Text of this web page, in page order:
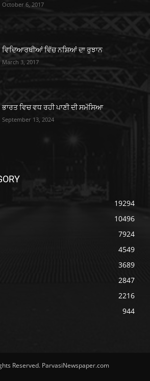
October 6, 2017
ਵਿਦਿਆਰਥੀਆਂ ਵਿੱਚ ਨਸ਼ਿਆਂ ਦਾ ਰੁਝਾਨ
March 3, 2017
ਭਾਰਤ ਵਿਚ ਵਧ ਰਹੀ ਪਾਣੀ ਦੀ ਸਮੱਸਿਆ
September 13, 2024
19294
10496
7924
4549
3689
2847
2216
944
Reserved. ParvasiNewspaper.com